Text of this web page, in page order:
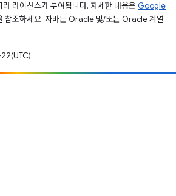
라 라이선스가 부여됩니다. 자세한 내용은 Google
참조하세요. 자바는 Oracle 및/또는 Oracle 계열